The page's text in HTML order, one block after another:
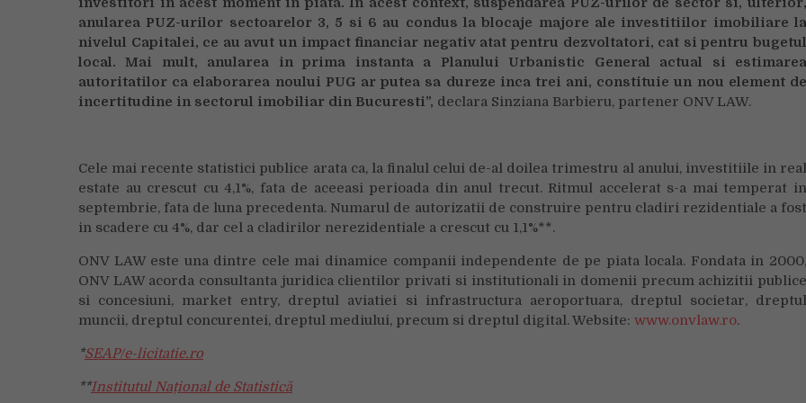
anularea PUZ-urilor sectoarelor 3, 5 si 6 au condus la blocaje majore ale investitiilor imobiliare la
nivelul Capitalei, ce au avut un impact financiar negativ atat pentru dezvoltatori, cat si pentru bugetul
local. Mai mult, anularea in prima instanta a Planului Urbanistic General actual si estimarea
autoritatilor ca elaborarea noului PUG ar putea sa dureze inca trei ani, constituie un nou element de
incertitudine in sectorul imobiliar din Bucuresti”, declara Sinziana Barbieru, partener ONV LAW.
Cele mai recente statistici publice arata ca, la finalul celui de-al doilea trimestru al anului, investitiile in real
estate au crescut cu 4,1%, fata de aceeasi perioada din anul trecut. Ritmul accelerat s-a mai temperat in
septembrie, fata de luna precedenta. Numarul de autorizatii de construire pentru cladiri rezidentiale a fost
in scadere cu 4%, dar cel a cladirilor nerezidentiale a crescut cu 1,1%**.
ONV LAW este una dintre cele mai dinamice companii independente de pe piata locala. Fondata in 2000,
ONV LAW acorda consultanta juridica clientilor privati si institutionali in domenii precum achizitii publice
si concesiuni, market entry, dreptul aviatiei si infrastructura aeroportuara, dreptul societar, dreptul
muncii, dreptul concurentei, dreptul mediului, precum si dreptul digital. Website: www.onvlaw.ro.
*SEAP/e-licitatie.ro
**Institutul Național de Statistică